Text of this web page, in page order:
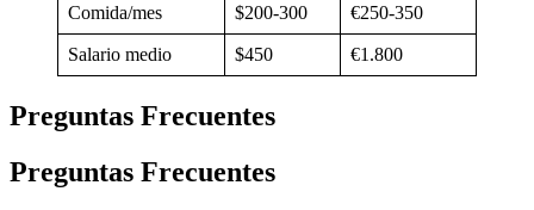
Comida/mes $200-300 €250-350
Salario medio $450 €1.800
Preguntas Frecuentes
Preguntas Frecuentes